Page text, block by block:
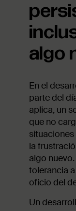
algo
En el
parte del
aplica, un
que no
la
algo
tolerancia
oficio del
Un